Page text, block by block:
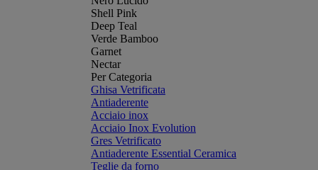
Shell Pink
Deep Teal
Verde Bamboo
Garnet
Nectar
Per Categoria
Ghisa Vetrificata
Antiaderente
Acciaio inox
Acciaio Inox Evolution
Gres Vetrificato
Antiaderente Essential Ceramica
Teglie da forno